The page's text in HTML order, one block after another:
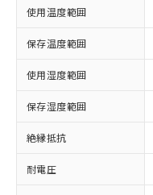
使用温度範囲
保存温度範囲
使用湿度範囲
保存湿度範囲
絶縁抵抗
耐電圧
ご利用条
ご利用ください
本サービ
商品の当
(税抜)を
す。
有に対応した製
対応予定なし：
非含有に非対
定はありません
調査・確認中
非含有の対応状
非該当品：ライ
※1 中国
「○」：最大均
基準値以下で